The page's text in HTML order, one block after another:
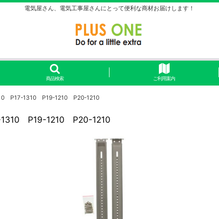
電気屋さん、電気工事屋さんにとって便利な商材お届けします！
商品検索 ご利用案内
1310 P19-1210 P20-1210
P19-1210 P20-1210